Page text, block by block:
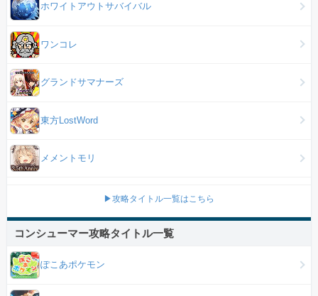
ホワイトアウトサバイバル
ワンコレ
グランドサマナーズ
東方LostWord
メメントモリ
▶攻略タイトル一覧はこちら
コンシューマー攻略タイトル一覧
ぽこあポケモン